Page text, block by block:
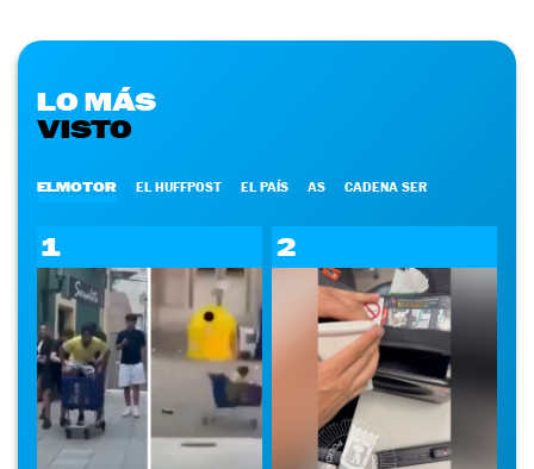
LO MÁS
VISTO
ELMOTOR EL HUFFPOST EL PAÍS AS CADENA SER
1 2